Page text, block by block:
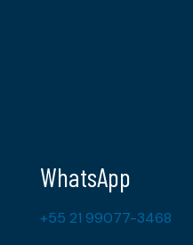
WhatsApp
+55 21 99077-3468